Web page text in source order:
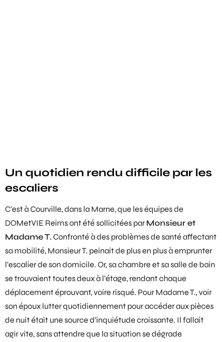
Un quotidien rendu difficile par les
escaliers
C’est à Courville, dans la Marne, que les équipes de
DOMetVIE Reims ont été sollicitées par Monsieur et
Madame T.Confronté à des problèmes de santé affectant
sa mobilité, Monsieur T. peinait de plus en plus à emprunter
l’escalier de son domicile. Or, sa chambre et sa salle de bain
se trouvaient toutes deux à l’étage, rendant chaque
déplacement éprouvant, voire risqué. Pour Madame T., voir
son époux lutter quotidiennement pour accéder aux pièces
de nuit était une source d’inquiétude croissante. Il fallait
agir vite, sans attendre que la situation se dégrade